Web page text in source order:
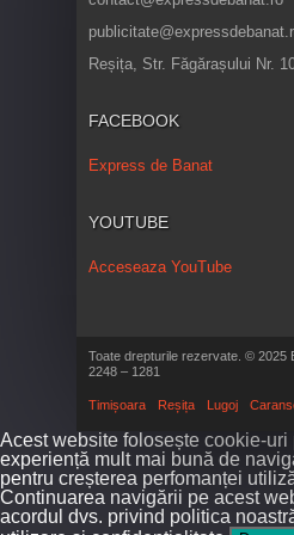
Reșița, Str. Făgărașului Nr.
FACEBOOK
Express de Banat
YOUTUBE
Acceseaza YouTube
Toate drepturile rezervate. © 2025
2248 – 1281
Timișoara Reșița Lugoj
Acest website folosește cookie-uri
experiență mult mai bună de
pentru creșterea perfomanței
Continuarea navigării pe acest
acordul dvs. privind politica